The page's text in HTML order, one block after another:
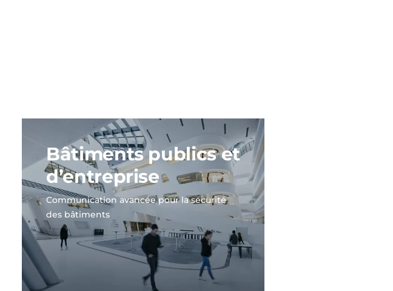
Bâtiments publics et
d’entreprise
Communication avancée pour la sécurité
des bâtiments